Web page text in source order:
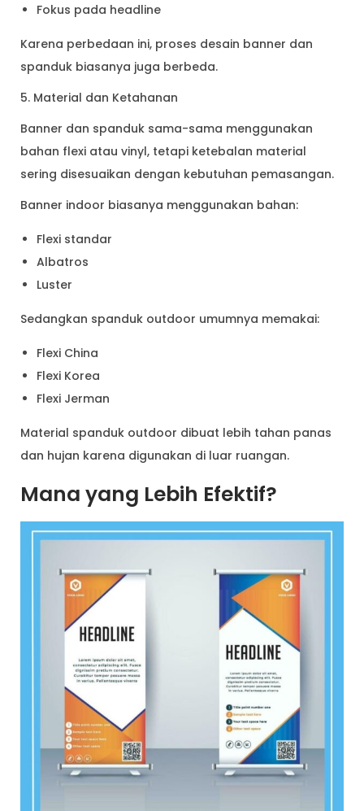
Fokus pada headline
Karena perbedaan ini, proses desain banner dan
spanduk biasanya juga berbeda.
5. Material dan Ketahanan
Banner dan spanduk sama-sama menggunakan
bahan flexi atau vinyl, tetapi ketebalan material
sering disesuaikan dengan kebutuhan pemasangan.
Banner indoor biasanya menggunakan bahan:
Flexi standar
Albatros
Luster
Sedangkan spanduk outdoor umumnya memakai:
Flexi China
Flexi Korea
Flexi Jerman
Material spanduk outdoor dibuat lebih tahan panas
dan hujan karena digunakan di luar ruangan.
Mana yang Lebih Efektif?